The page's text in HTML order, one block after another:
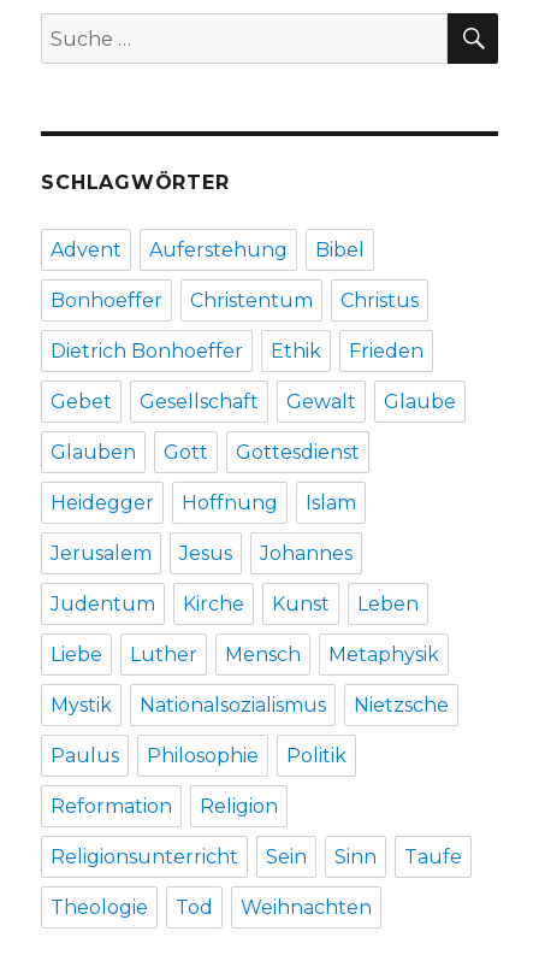
Christoph
Welver
Suche
nach:
SCHLAGWÖRTER
Advent Auferstehung Bibel
Bonhoeffer Christentum Christus
Dietrich Bonhoeffer Ethik Frieden
Gebet Gesellschaft Gewalt Glaube
Glauben Gott Gottesdienst
Heidegger Hoffnung Islam
Jerusalem Jesus Johannes
Judentum Kirche Kunst Leben
Liebe Luther Mensch Metaphysik
Mystik Nationalsozialismus Nietzsche
Paulus Philosophie Politik
Reformation Religion
Religionsunterricht Sein Sinn Taufe
Theologie Tod Weihnachten